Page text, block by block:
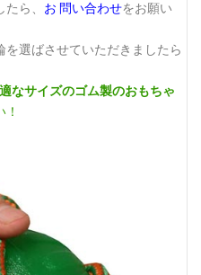
ら、 お 問い合わせをお願い
選ばさせていただきましたら
なサイズのゴム製のおもちゃ